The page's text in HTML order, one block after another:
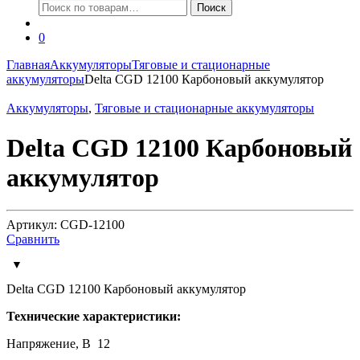
Искать:
Поиск
0
ГлавнаяАккумуляторыТяговые и стационарные
аккумуляторыDelta CGD 12100 Карбоновый аккумулятор
Аккумуляторы, Тяговые и стационарные аккумуляторы
Delta CGD 12100 Карбоновый
аккумулятор
Артикул: CGD-12100
Сравнить
Delta CGD 12100 Карбоновый аккумулятор
Технические характеристики:
Напряжение, В 12